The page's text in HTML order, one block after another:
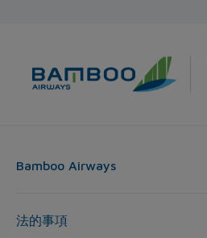
Bamboo Airways
法的事項